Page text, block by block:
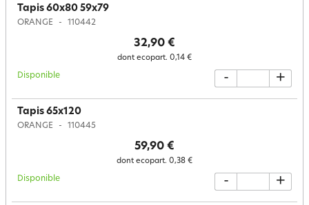
Tapis 60x80 59x79
ORANGE 110442
32,90 €
dont ecopart. 0,14 €
Disponible - +
Tapis 65x120
ORANGE 110445
59,90 €
dont ecopart. 0,38 €
Disponible - +